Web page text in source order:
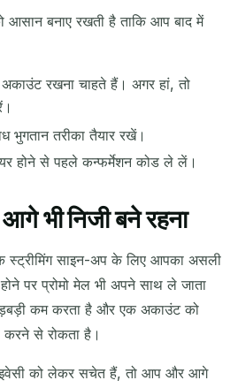
आसान बनाए रखती है ताकि आप बाद में
रखना चाहते हैं। अगर हां, तो
भुगतान तरीका तैयार रखें।
होने से पहले कन्फर्मेशन कोड ले लें।
भी निजी बने रहना
साइन-अप के लिए आपका असली
पर प्रोमो मेल भी अपने साथ ले जाता
कम करता है और एक अकाउंट को
से रोकता है।
को लेकर सचेत हैं, तो आप और आगे